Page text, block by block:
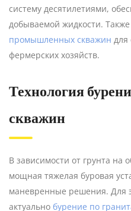
систему десятилетиями,
добываемой жидкости.
промышленных скважин для
фермерских хозяйств.
Технология
скважин
В зависимости от грунта на
мощная тяжелая буровая
маневренные решения. Для
актуально бурение по